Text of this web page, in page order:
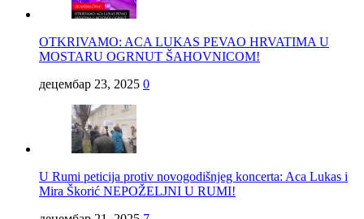
OTKRIVAMO: ACA LUKAS PEVAO HRVATIMA U
MOSTARU OGRNUT ŠAHOVNICOM!
децембар 23, 2025 0
U Rumi peticija protiv novogodišnjeg koncerta: Aca Lukas i
Mira Škorić NEPOŽELJNI U RUMI!